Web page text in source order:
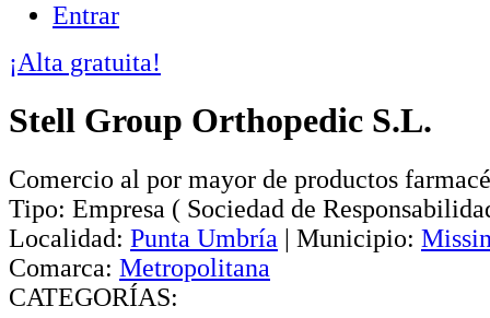
Entrar
¡Alta gratuita!
Stell Group Orthopedic S.L.
Comercio al por mayor de productos
Tipo: Empresa ( Sociedad de
Localidad: Punta Umbría | Municipio:
Comarca: Metropolitana
CATEGORÍAS: